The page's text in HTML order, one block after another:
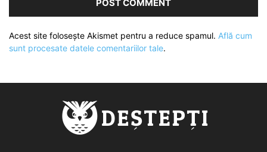
Acest site folosește Akismet pentru a reduce spamul. Află cum
sunt procesate datele comentariilor tale.